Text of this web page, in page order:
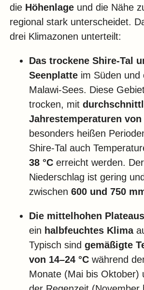
die Höhenlage und die Nähe
regional stark unterscheidet.
drei Klimazonen unterteilt:
Das trockene Shire-Tal
Seenplatte im Süden und
Malawi-Sees. Diese
trocken, mit
Jahrestemperaturen von
besonders heißen
Shire-Tal auch
38 °C erreicht werden.
Niederschlag ist gering
zwischen 600 und 750
Die mittelhohen Plateaus
ein halbfeuchtes Klima
Typisch sind gemäßigte
von 14–24 °C während
Monate (Mai bis Oktober)